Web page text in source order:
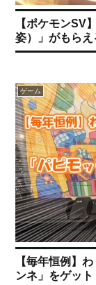
【ポケモンSV
姿）」がもらえ
ゲーム
【毎年恒例】
ンネ」をゲット